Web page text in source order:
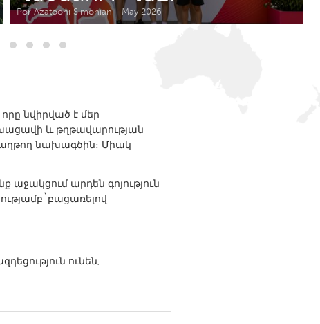
Newmarket
Por Azatoohi Simonian May 2026
նվիրված է մեր
և թղթավարության
նախագծին։ Միակ
արդեն գոյություն
ունեն,